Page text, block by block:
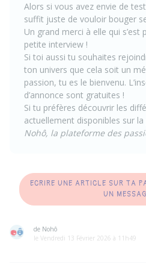
Alors si vous avez envie de
suffit juste de vouloir bouger
Un grand merci à elle qui
petite interview !
Si toi aussi tu souhaites
ton univers que cela soit un
passion, tu es le bienvenu.
d’annonce sont gratuites !
Si tu préfères découvrir les
actuellement disponibles sur
Nohô, la plateforme des
ECRIRE UNE ARTICLE SUR TA
UN
de Nohô
le Vendredi 13 Février 2026 à 11h49